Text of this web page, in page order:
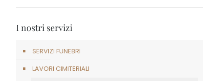
I nostri servizi
SERVIZI FUNEBRI
LAVORI CIMITERIALI